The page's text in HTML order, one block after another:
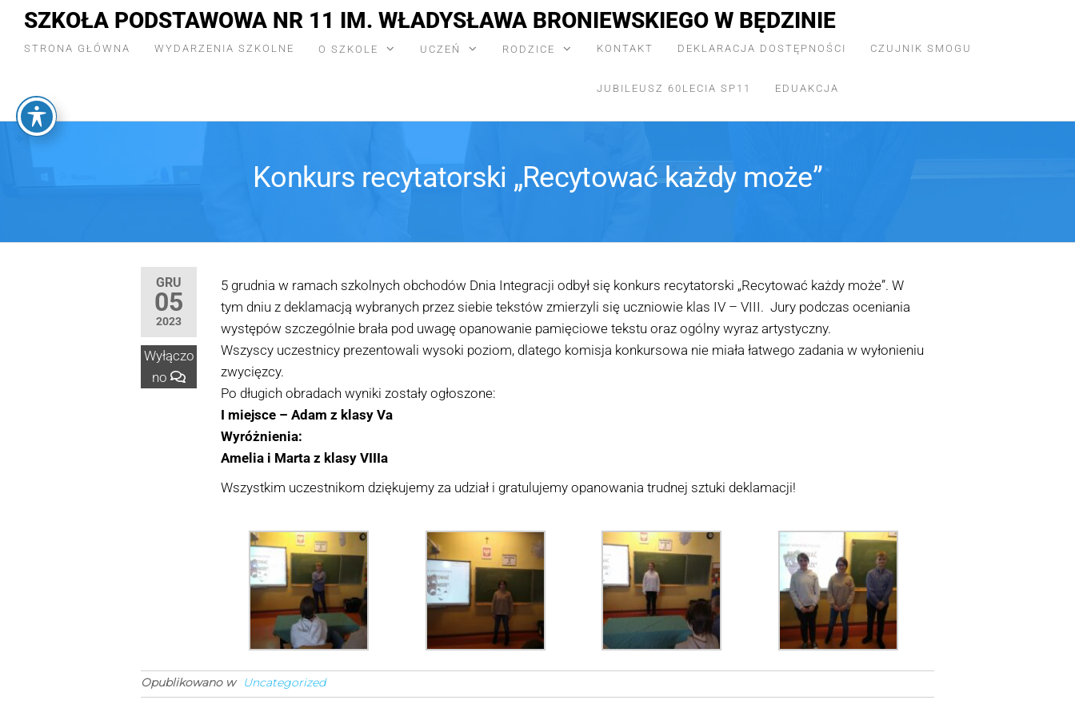
SZKOŁA PODSTAWOWA NR 11 IM. WŁADYSŁAWA BRONIEWSKIEGO W BĘDZINIE
STRONA GŁÓWNA WYDARZENIA SZKOLNE O SZKOLE UCZEŃ RODZICE KONTAKT DEKLARACJA DOSTĘPNOŚCI CZUJNIK SMOGU
JUBILEUSZ 60LECIA SP11 EDUAKCJA
Konkurs recytatorski „Recytować każdy może”
GRU
05
2023
Wyłączo
no
5 grudnia w ramach szkolnych obchodów Dnia Integracji odbył się konkurs recytatorski „Recytować każdy może”. W
tym dniu z deklamacją wybranych przez siebie tekstów zmierzyli się uczniowie klas IV – VIII. Jury podczas oceniania
występów szczególnie brała pod uwagę opanowanie pamięciowe tekstu oraz ogólny wyraz artystyczny.
Wszyscy uczestnicy prezentowali wysoki poziom, dlatego komisja konkursowa nie miała łatwego zadania w wyłonieniu
zwycięzcy.
Po długich obradach wyniki zostały ogłoszone:
I miejsce – Adam z klasy Va
Wyróżnienia:
Amelia i Marta z klasy VIIIa
Wszystkim uczestnikom dziękujemy za udział i gratulujemy opanowania trudnej sztuki deklamacji!
Opublikowano w Uncategorized